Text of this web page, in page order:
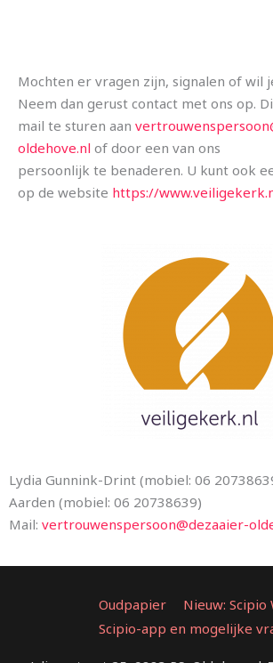
Mochten er vragen zijn, signalen of wil
Neem dan gerust contact met ons op.
mail te sturen aan
oldehove.nl of door een van ons
persoonlijk te benaderen. U kunt ook
op de website https://
Lydia Gunnink-Drint (mobiel: 06
Aarden (mobiel: 06 20738639)
Mail: vertrouwenspersoon@dezaaier-
Oudpapier
Nieuw: Scipio
Scipio-app en mogelijke